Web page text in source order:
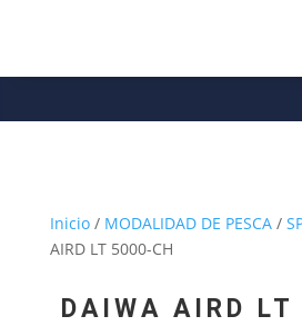
Inicio/ MODALIDAD DE PESCA/
AIRD LT 5000-CH
DAIWA AIRD